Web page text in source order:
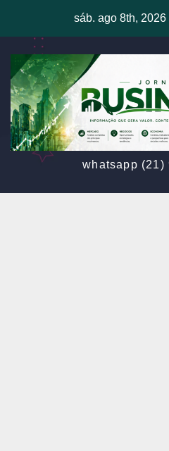
content
sáb. ago 8th, 2026
whatsapp (21)